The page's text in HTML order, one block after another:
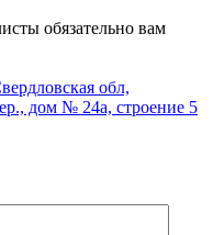
обязательно вам
обл,
дом № 24а, строение 5